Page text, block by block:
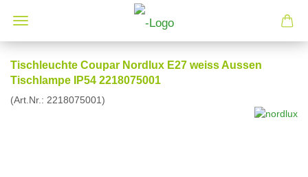
Tischleuchte Coupar Nordlux E27 weiss Aussen
Tischlampe IP54 2218075001
(Art.Nr.: 2218075001)